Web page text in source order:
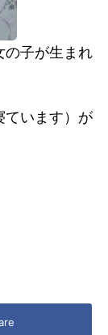
の子が生まれ
ています）が